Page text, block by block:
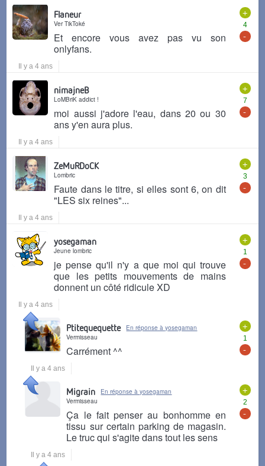
+
4
-
Flaneur
Ver TikToké
Et encore vous avez pas vu son
onlyfans.
Il y a 4 ans
+
7
-
nimajneB
LoMBriK addict !
moi aussi j'adore l'eau, dans 20 ou 30
ans y'en aura plus.
Il y a 4 ans
+
3
-
ZeMuRDoCK
Lombric
Faute dans le titre, si elles sont 6, on dit
"LES six reines"...
Il y a 4 ans
+
1
-
yosegaman
Jeune lombric
je pense qu'il n'y a que moi qui trouve
que les petits mouvements de mains
donnent un côté ridicule XD
Il y a 4 ans
+
1
-
Ptitequequette
En réponse à yosegaman
Vermisseau
Carrément ^^
Il y a 4 ans
+
2
-
Migrain
En réponse à yosegaman
Vermisseau
Ça le fait penser au bonhomme en
tissu sur certain parking de magasin.
Le truc qui s'agite dans tout les sens
Il y a 4 ans